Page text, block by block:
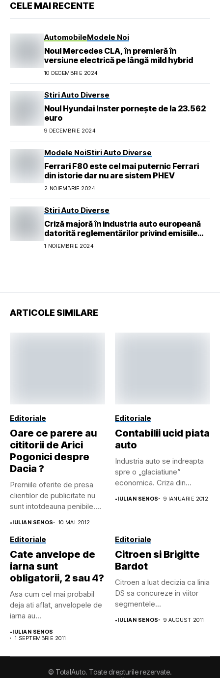
CELE MAI RECENTE
AutomobileModele Noi
Noul Mercedes CLA, în premieră în
versiune electrică pe lângă mild hybrid
10 DECEMBRIE 2024
Stiri Auto Diverse
Noul Hyundai Inster pornește de la 23.562
euro
9 DECEMBRIE 2024
Modele NoiStiri Auto Diverse
Ferrari F80 este cel mai puternic Ferrari
din istorie dar nu are sistem PHEV
2 NOIEMBRIE 2024
Stiri Auto Diverse
Criză majoră în industria auto europeană
datorită reglementărilor privind emisiile
pentru 2026
1 NOIEMBRIE 2024
ARTICOLE SIMILARE
Editoriale
Oare ce parere au
cititorii de Arici
Pogonici despre
Dacia ?
Premiile oferite de presa
clientilor de publicitate nu
sunt intotdeauna penibile.
•IULIAN SENOS 10 MAI 2012
Editoriale
Contabilii ucid piata
auto
Industria auto se indreapta
spre o „glaciatiune”
economica. Criza din
•IULIAN SENOS 9 IANUARIE 2012
Editoriale
Cate anvelope de
iarna sunt
obligatorii, 2 sau 4?
Asa cum cel mai probabil
deja ati aflat, anvelopele de
iarna au...
•IULIAN SENOS
1 SEPTEMBRIE 2011
Editoriale
Citroen si Brigitte
Bardot
Citroen a luat decizia ca linia
DS sa concureze in viitor
segmentele...
•IULIAN SENOS 9 AUGUST 2011
© TotalAuto. Toate drepturile rezervate.